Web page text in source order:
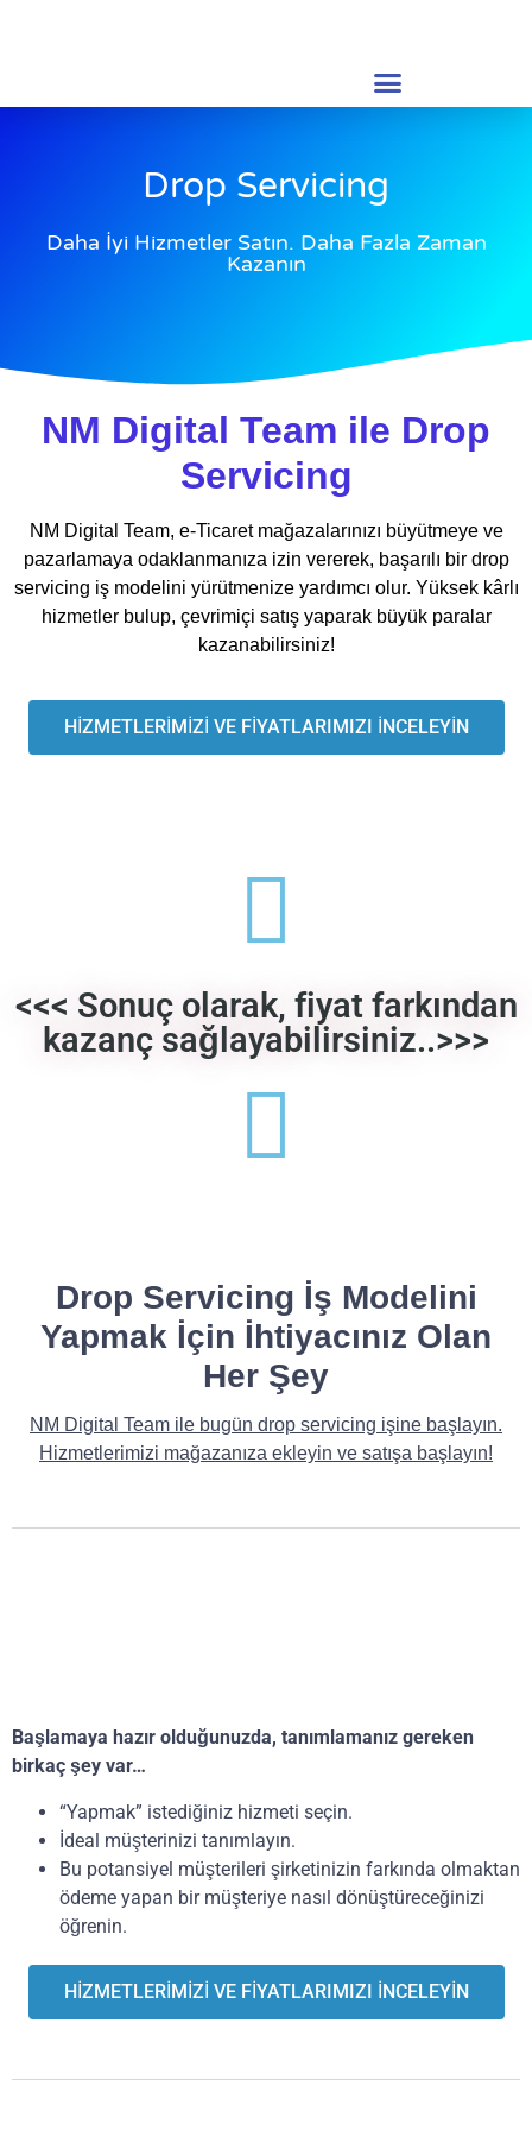
Drop Servicing
Daha İyi Hizmetler Satın. Daha Fazla Zaman
Kazanın
NM Digital Team ile Drop
Servicing
NM Digital Team, e-Ticaret mağazalarınızı büyütmeye ve
pazarlamaya odaklanmanıza izin vererek, başarılı bir drop
servicing iş modelini yürütmenize yardımcı olur. Yüksek kârlı
hizmetler bulup, çevrimiçi satış yaparak büyük paralar
kazanabilirsiniz!
HİZMETLERİMİZİ VE FİYATLARIMIZI İNCELEYİN
<<< Sonuç olarak, fiyat farkından
kazanç sağlayabilirsiniz..>>>
Drop Servicing İş Modelini
Yapmak İçin İhtiyacınız Olan
Her Şey
NM Digital Team ile bugün drop servicing işine başlayın.
Hizmetlerimizi mağazanıza ekleyin ve satışa başlayın!
Başlamaya hazır olduğunuzda, tanımlamanız gereken
birkaç şey var…
“Yapmak” istediğiniz hizmeti seçin.
İdeal müşterinizi tanımlayın.
Bu potansiyel müşterileri şirketinizin farkında olmaktan
ödeme yapan bir müşteriye nasıl dönüştüreceğinizi
öğrenin.
HİZMETLERİMİZİ VE FİYATLARIMIZI İNCELEYİN